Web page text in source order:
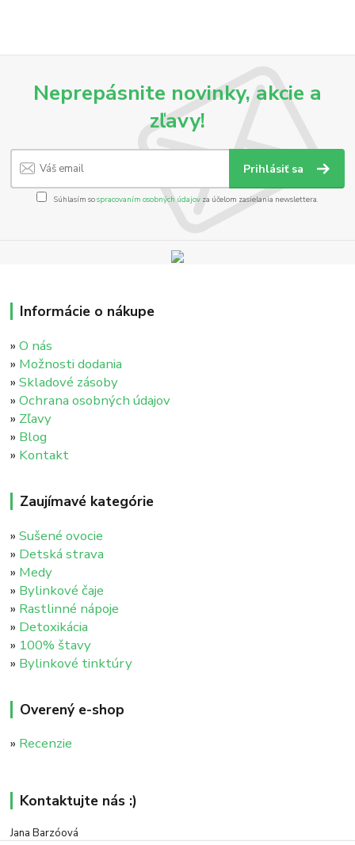
Neprepásnite novinky, akcie a
zľavy!
Prihlásiť sa
Súhlasím sospracovaním osobných údajov za účelom zasielania newslettera.
Informácie o nákupe
»O nás
» Možnosti dodania
»Skladové zásoby
»Ochrana osobných údajov
» Zľavy
» Blog
» Kontakt
Zaujímavé kategórie
»Sušené ovocie
» Detská strava
» Medy
» Bylinkové čaje
» Rastlinné nápoje
» Detoxikácia
» 100% štavy
» Bylinkové tinktúry
Overený e-shop
» Recenzie
Kontaktujte nás :)
Jana Barzóová